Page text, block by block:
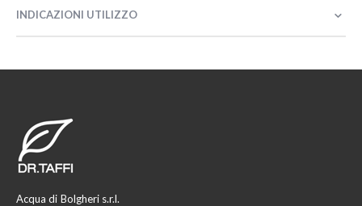
INDICAZIONI UTILIZZO
Acqua di Bolgheri s.r.l.